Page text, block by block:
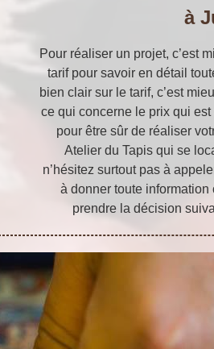
à
Pour réaliser un projet, c’est
tarif pour savoir en détail
bien clair sur le tarif, c’est
ce qui concerne le prix qui
pour être sûr de réaliser
Atelier du Tapis qui se
n’hésitez surtout pas à
à donner toute
prendre la décision